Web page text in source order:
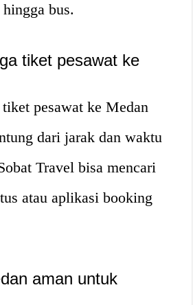
bus.
tiket pesawat ke
pesawat ke Medan
dari jarak dan waktu
Travel bisa mencari
atau aplikasi booking
aman untuk